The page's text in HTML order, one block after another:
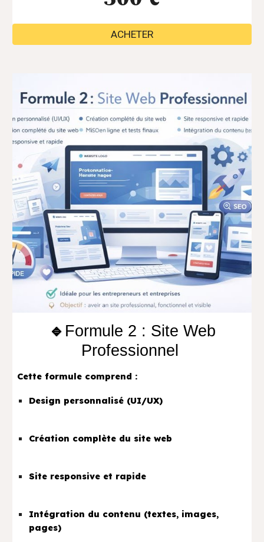
ACHETER
🔹 Formule 2 : Site Web
Professionnel
Cette formule comprend :
Design personnalisé (UI/UX)
Création complète du site web
Site responsive et rapide
Intégration du contenu (textes, images,
pages)